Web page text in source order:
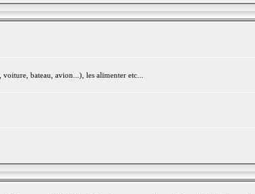
bateau, avion...), les alimenter etc...